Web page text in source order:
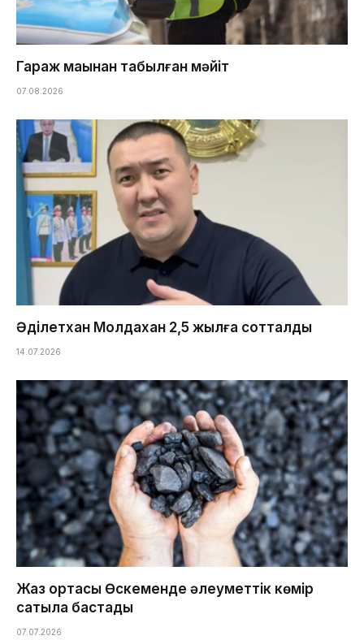
Гараж маңынан табылған мәйіт
07.08.2026
Әділетхан Молдахан 2,5 жылға сотталды
14.07.2026
Жаз ортасы Өскеменде әлеуметтік көмір
сатыла бастады
07.07.2026